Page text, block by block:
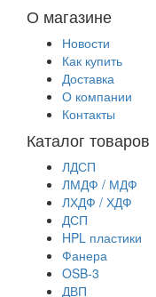
О магазине
Новости
Как купить
Доставка
О компании
Контакты
Каталог товаров
ЛДСП
ЛМДФ / МДФ
ЛХДФ / ХДФ
ДСП
HPL пластики
Фанера
OSB-3
ДВП